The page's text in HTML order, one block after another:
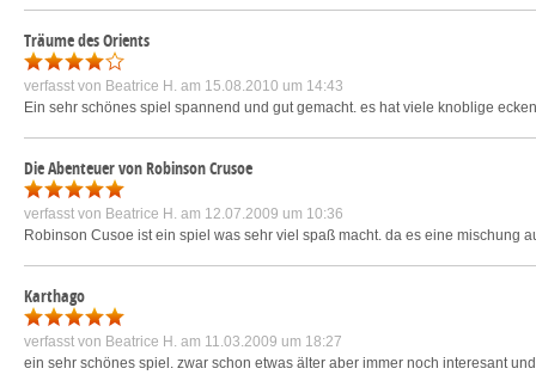
Träume des Orients
verfasst von Beatrice H. am 15.08.2010 um 14:43
Ein sehr schönes spiel spannend und gut gemacht. es hat viele knoblige
Die Abenteuer von Robinson Crusoe
verfasst von Beatrice H. am 12.07.2009 um 10:36
Robinson Cusoe ist ein spiel was sehr viel spaß macht. da es eine mischung
Karthago
verfasst von Beatrice H. am 11.03.2009 um 18:27
ein sehr schönes spiel. zwar schon etwas älter aber immer noch interesant